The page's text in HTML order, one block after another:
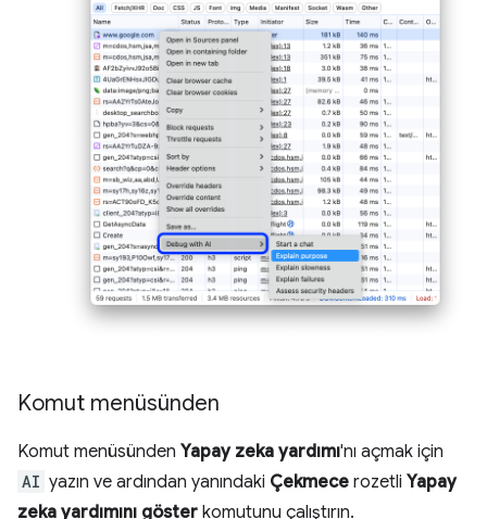
Komut menüsünden
Komut menüsünden Yapay zeka yardımı'nı açmak için
AI yazın ve ardından yanındaki Çekmece rozetli Yapay
zeka yardımını göster komutunu çalıştırın.